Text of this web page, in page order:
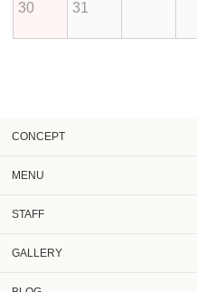
30 31
CONCEPT
MENU
STAFF
GALLERY